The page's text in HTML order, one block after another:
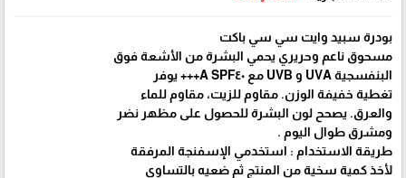
بودرة سبيد وايت سي سي باكت
مسحوق ناعم وحريري يحمي البشرة من الأشعة فوق
البنفسجية UVA و UVB مع A SPF٤٠+++ يوفر
تغطية خفيفة الوزن. مقاوم للزيت، مقاوم للماء
والعرق. يصحح لون البشرة للحصول على مظهر نضر
ومشرق طوال اليوم .
طريقة الاستخدام : استخدمي الإسفنجة المرفقة
لأخذ كمية سخية من المنتج ثم ضعيه بالتساوي